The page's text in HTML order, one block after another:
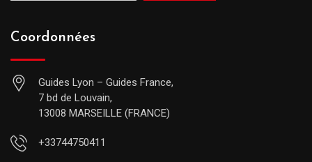
Coordonnées
Guides Lyon – Guides France,
7 bd de Louvain,
13008 MARSEILLE (FRANCE)
+33744750411